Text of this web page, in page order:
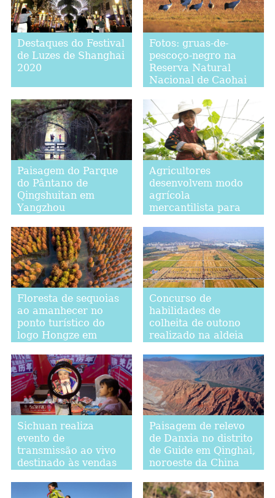
Destaques do Festival
de Luzes de Shanghai
2020
Fotos: gruas-de-
pescoço-negro na
Reserva Natural
Nacional de Caohai
Paisagem do Parque
do Pântano de
Qingshuitan em
Yangzhou
Agricultores
desenvolvem modo
agrícola
mercantilista para
Distrito Autônomo da
Etnia Dong de Yuping
em Guizhou
Floresta de sequoias
ao amanhecer no
ponto turístico do
logo Hongze em
Concurso de
habilidades de
colheita de outono
realizado na aldeia
província de Zhejiang
Sichuan realiza
evento de
transmissão ao vivo
destinado às vendas
redução da pobreza
Paisagem de relevo
de Danxia no distrito
de Guide em Qinghai,
noroeste da China